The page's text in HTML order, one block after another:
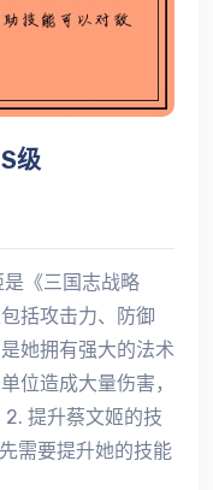
级
《三国志战略
括攻击力、防御
她拥有强大的法术
位造成大量伤害，
提升蔡文姬的技
需要提升她的技能